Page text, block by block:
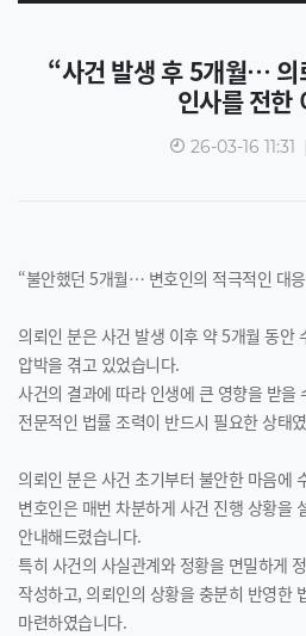
“사건 발생 후 5개월… 의
인사를 전한
26-03-16 11:31
“불안했던 5개월… 변호인의 적극적인 대
의뢰인 분은 사건 발생 이후 약 5개월 동안
압박을 겪고 있었습니다.
사건의 결과에 따라 인생에 큰 영향을 받을
전문적인 법률 조력이 반드시 필요한 상태
의뢰인 분은 사건 초기부터 불안한 마음에
변호인은 매번 차분하게 사건 진행 상황을
안내해드렸습니다.
특히 사건의 사실관계와 정황을 면밀하게
작성하고, 의뢰인의 상황을 충분히 반영한
마련하였습니다.